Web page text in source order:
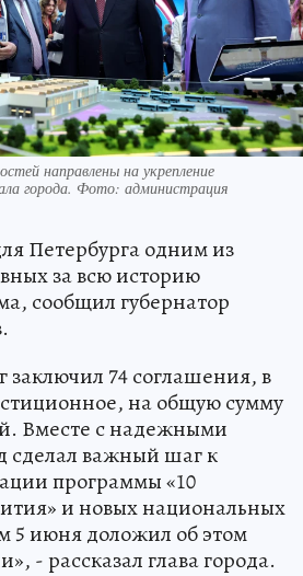
направлены на укрепление
города. Фото: администрация
Петербурга одним из
за всю историю
сообщил губернатор
заключил 74 соглашения, в
на общую сумму
Вместе с надежными
сделал важный шаг к
программы «10
и новых национальных
5 июня доложил об этом
- рассказал глава города.